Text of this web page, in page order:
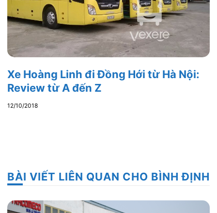
Xe Hoàng Linh đi Đồng Hới từ Hà Nội:
Review từ A đến Z
12/10/2018
BÀI VIẾT LIÊN QUAN CHO BÌNH ĐỊNH